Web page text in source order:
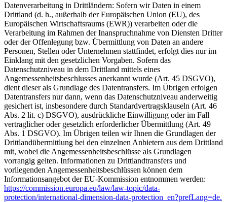
Datenverarbeitung in Drittländern: Sofern wir Daten in einem
Drittland (d. h., außerhalb der Europäischen Union (EU), des
Europäischen Wirtschaftsraums (EWR)) verarbeiten oder die
Verarbeitung im Rahmen der Inanspruchnahme von Diensten Dritter
oder der Offenlegung bzw. Übermittlung von Daten an andere
Personen, Stellen oder Unternehmen stattfindet, erfolgt dies nur im
Einklang mit den gesetzlichen Vorgaben. Sofern das
Datenschutzniveau in dem Drittland mittels eines
Angemessenheitsbeschlusses anerkannt wurde (Art. 45 DSGVO),
dient dieser als Grundlage des Datentransfers. Im Übrigen erfolgen
Datentransfers nur dann, wenn das Datenschutzniveau anderweitig
gesichert ist, insbesondere durch Standardvertragsklauseln (Art. 46
Abs. 2 lit. c) DSGVO), ausdrückliche Einwilligung oder im Fall
vertraglicher oder gesetzlich erforderlicher Übermittlung (Art. 49
Abs. 1 DSGVO). Im Übrigen teilen wir Ihnen die Grundlagen der
Drittlandübermittlung bei den einzelnen Anbietern aus dem Drittland
mit, wobei die Angemessenheitsbeschlüsse als Grundlagen
vorrangig gelten. Informationen zu Drittlandtransfers und
vorliegenden Angemessenheitsbeschlüssen können dem
Informationsangebot der EU-Kommission entnommen werden:
https://commission.europa.eu/law/law-topic/data-
protection/international-dimension-data-protection_en?prefLang=de.